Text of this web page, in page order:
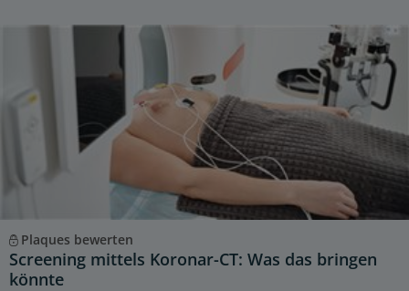
Plaques bewerten
Screening mittels Koronar-CT: Was das bringen
könnte